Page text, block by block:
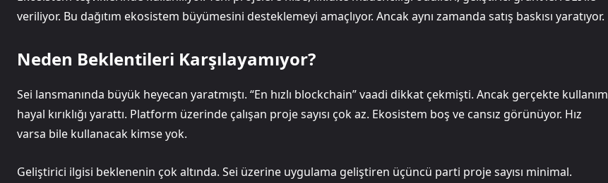
veriliyor. Bu dağıtım ekosistem büyümesini desteklemeyi amaçlıyor. Ancak aynı zamanda satış baskısı yaratıyor.
Neden Beklentileri Karşılayamıyor?
Sei lansmanında büyük heyecan yaratmıştı. “En hızlı blockchain” vaadi dikkat çekmişti. Ancak gerçekte kullanım
hayal kırıklığı yarattı. Platform üzerinde çalışan proje sayısı çok az. Ekosistem boş ve cansız görünüyor. Hız
varsa bile kullanacak kimse yok.
Geliştirici ilgisi beklenenin çok altında. Sei üzerine uygulama geliştiren üçüncü parti proje sayısı minimal.